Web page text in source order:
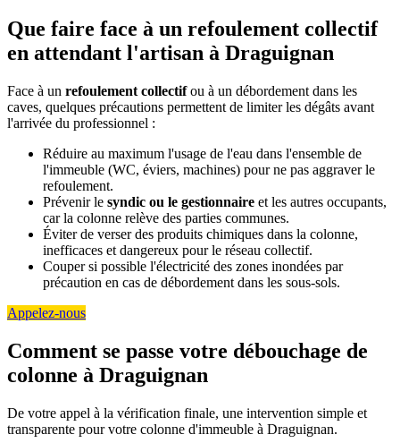
Que faire face à un refoulement collectif
en attendant l'artisan à Draguignan
Face à un refoulement collectifou à un débordement dans les
caves, quelques précautions permettent de limiter les dégâts avant
l'arrivée du professionnel :
Réduire au maximum l'usage de l'eau dans l'ensemble de
l'immeuble (WC, éviers, machines) pour ne pas aggraver le
refoulement.
Prévenir le syndic ou le gestionnaire et les autres occupants,
car la colonne relève des parties communes.
Éviter de verser des produits chimiques dans la colonne,
inefficaces et dangereux pour le réseau collectif.
Couper si possible l'électricité des zones inondées par
précaution en cas de débordement dans les sous-sols.
Appelez-nous
Comment se passe votre débouchage de
colonne à Draguignan
De votre appel à la vérification finale, une intervention simple et
transparente pour votre colonne d'immeuble à Draguignan.